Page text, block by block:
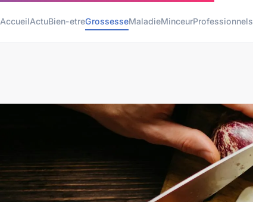
AccueilActuBien-etreGrossesseMaladieMinceurProfessionnels